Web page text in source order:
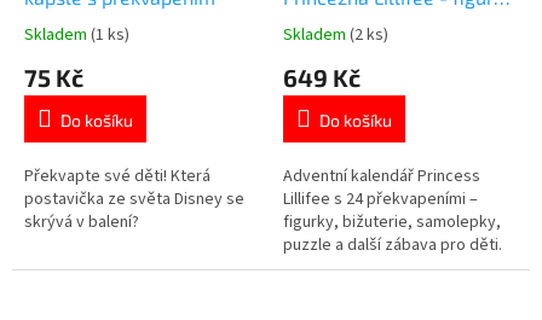
Průměrné
produktu
5,0
5
hvězdiček.
Skladem (1 ks)
75 Kč
Do košíku
Překvapte své děti! Která
postavička ze světa Disney se
skrývá v balení?
bižuterie a doplňky
Průměrné
produktu
5,0
5
hvězdiček.
Skladem (2 ks)
649 Kč
Do košíku
Adventní kalendář Princess
Lillifee s 24 překvapeními –
figurky, bižuterie, samolepky,
puzzle a další zábava pro děti.
Více produktů s motivem